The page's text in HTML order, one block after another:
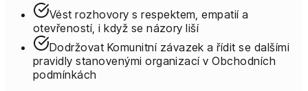
Vést rozhovory s respektem, empatií a
otevřeností, i když se názory liší
Dodržovat Komunitní závazek a řídit se dalšími
pravidly stanovenými organizací v Obchodních
podmínkách